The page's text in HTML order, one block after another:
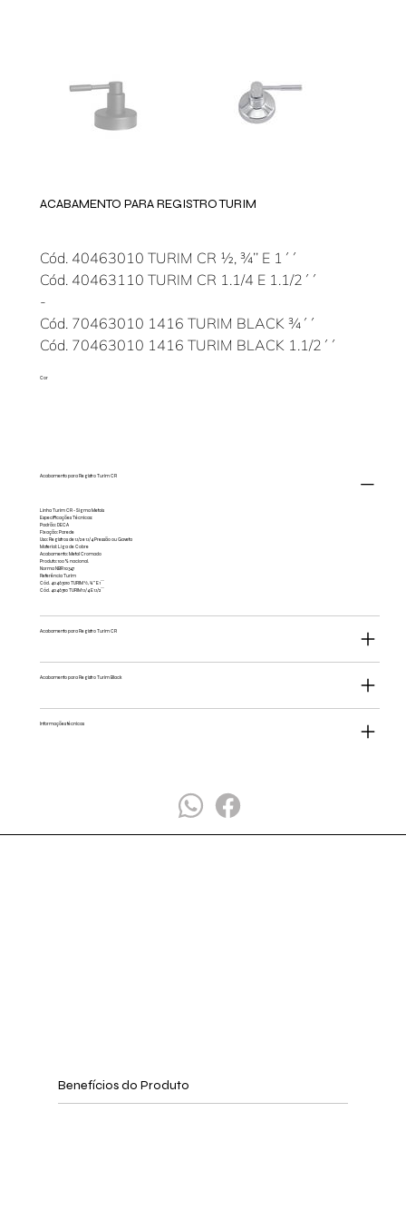
ACABAMENTO PARA REGISTRO TURIM
Cód. 40463010 TURIM CR ½, ¾’’ E 1´´
Cód. 40463110 TURIM CR 1.1/4 E 1.1/2´´
-
Cód. 70463010 1416 TURIM BLACK ¾´´
Cód. 70463010 1416 TURIM BLACK 1.1/2´´
Cor
Acabamento para Registro Turim CR
Linha Turim CR - Sigma Metais
Especificações Técnicas:
Padrão: DECA
Fixação: Parede
Uso: Registros de 1.1/2 e 1.1/4 Pressão ou Gaveta
Material: Liga de Cobre
Acabamento: Metal Cromado
Produto: 100% nacional.
Norma NBR 10347
Referência Turim
Cód. 40463010 TURIM ½, ¾’’ E 1´´
Cód. 40463110 TURIM 1.1/4 E 1.1/2´´
Acabamento para Registro Turim CR
Acabamento para Registro Turim Black
Informações técnicas
Benefícios do Produto